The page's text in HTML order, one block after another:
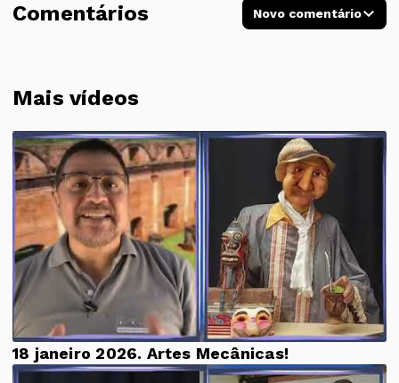
Mais vídeos
18 janeiro 2026. Artes Mecânicas!
Comentários Novo comentário